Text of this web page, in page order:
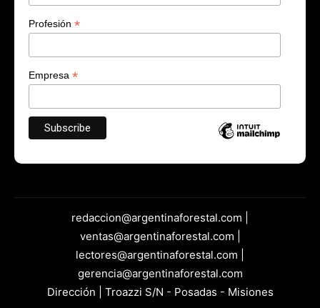
Profesión *
Empresa *
redaccion@argentinaforestal.com |
ventas@argentinaforestal.com |
lectores@argentinaforestal.com |
gerencia@argentinaforestal.com
Dirección | Troazzi S/N - Posadas - Misiones